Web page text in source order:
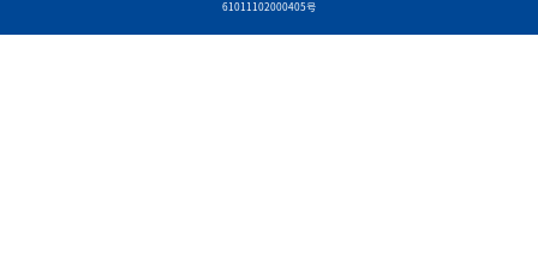
61011102000405号